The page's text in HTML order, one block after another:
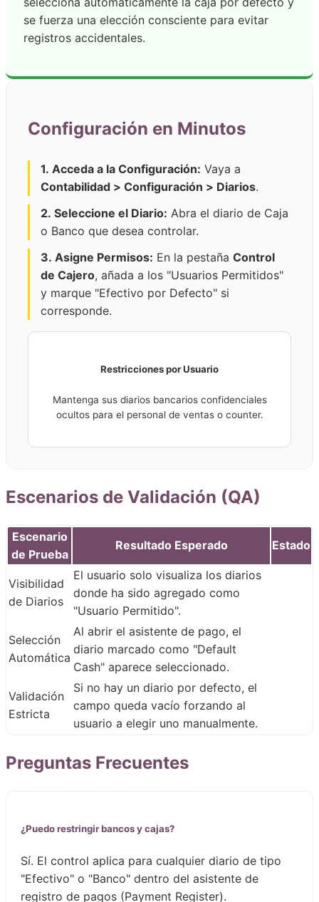
se fuerza una elección consciente para evitar
registros accidentales.
Configuración en Minutos
1. Acceda a la Configuración: Vaya a
Contabilidad > Configuración > Diarios.
2. Seleccione el Diario: Abra el diario de Caja
o Banco que desea controlar.
3. Asigne Permisos: En la pestaña Control
de Cajero, añada a los "Usuarios Permitidos"
y marque "Efectivo por Defecto" si
corresponde.
Restricciones por Usuario
Mantenga sus diarios bancarios confidenciales
ocultos para el personal de ventas o counter.
Escenarios de Validación (QA)
Escenario
de Prueba
Resultado Esperado Estado
Visibilidad
de Diarios
El usuario solo visualiza los diarios
donde ha sido agregado como
"Usuario Permitido".
Selección
Automática
Al abrir el asistente de pago, el
diario marcado como "Default
Cash" aparece seleccionado.
Validación
Estricta
Si no hay un diario por defecto, el
campo queda vacío forzando al
usuario a elegir uno manualmente.
Preguntas Frecuentes
¿Puedo restringir bancos y cajas?
Sí. El control aplica para cualquier diario de tipo
"Efectivo" o "Banco" dentro del asistente de
registro de pagos (Payment Register).